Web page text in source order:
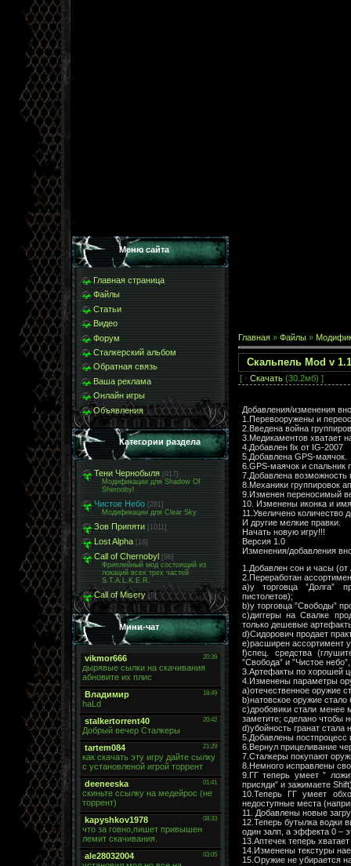
Меню сайта
Главная страница
Файлы
Статьи
Видео
Форум
Сталкерский альбом
Обратная связь
Ваша реклама
Онлайн игры
Объявления
Категории раздела
Тени Чернобыля [917]
Модификации для Shadow Of
Shernobyl
Чистое Небо [281]
Модификации для Clear Sky
Зов Припяти [1011]
Lost Alpha [16]
Call of Chernobyl [96]
Фриплейный мод состоящий из
локаций всех трех частей
S.T.A.L.K.E.R.
Call of Misery [5]
Мини-чат
Главная » Файлы »
Скальпель Mod v
[ · Скачать (30.2мб) ]
Добавления/изменения
1.Перевооружены и
2.Введена война
3.Медикаментов хватает
4.Добавлен fix от IG-2007
5.Добавлена GPS-маячок.
6.GPS-маячок и спальник
7.Добавлена
8.Механики группировок
9.Изменен переносимый
10. Изменены иконка и
11.Увеличено количество
И другие мелкие правки.
Начать новую игру!!!
Версия 1.0
Изменения/добавления
1.Добавлен сон и часы
2.Переработан
a)у торговца ”Долга”
пистолетов);
b)у торговца ”Свободы”
c)диггеры на Свалке
только дешевые
d)Сидорович продает
e)расширен ассортимент
f)спец. средства
”Свобода” и ”Чистое
3.Артефакты по хорошей
4.Изменены параметры
a)отечественное оружие
b)натовское оружие
c)дробовики стали менее
заметите; сделано чтобы
d)убойность гранат
5.Добавлены
6.Вернул прицеливание
7.Сталкеры покупают
8.Немного исправлены
9.ГГ теперь умеет ”
присяди” и зажимаете
10.Теперь ГГ умеет
недоступные места
11. Добавлены новые
12.Теперь бутылка водки
один залп, а эффекта 0 –
13.Аптечек теперь
14.Изменены текстуры
15.Оружие не убирается